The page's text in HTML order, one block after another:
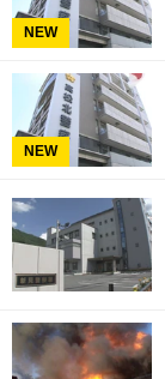
NEW
NEW